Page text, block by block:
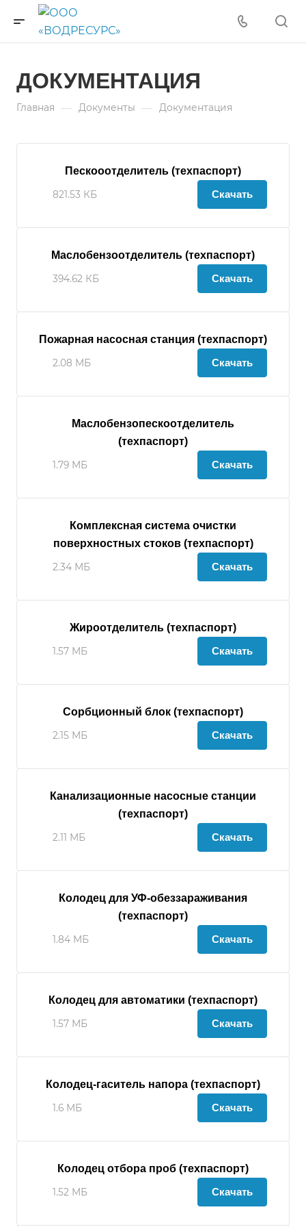
ДОКУМЕНТАЦИЯ
Главная — Документы — Документация
Пескооотделитель (техпаспорт)
821.53 КБ Скачать
Маслобензоотделитель (техпаспорт)
394.62 КБ Скачать
Пожарная насосная станция (техпаспорт)
2.08 МБ Скачать
Маслобензопескоотделитель
(техпаспорт)
1.79 МБ Скачать
Комплексная система очистки
поверхностных стоков (техпаспорт)
2.34 МБ Скачать
Жироотделитель (техпаспорт)
1.57 МБ Скачать
Сорбционный блок (техпаспорт)
2.15 МБ Скачать
Канализационные насосные станции
(техпаспорт)
2.11 МБ Скачать
Колодец для УФ-обеззараживания
(техпаспорт)
1.84 МБ Скачать
Колодец для автоматики (техпаспорт)
1.57 МБ Скачать
Колодец-гаситель напора (техпаспорт)
1.6 МБ Скачать
Колодец отбора проб (техпаспорт)
1.52 МБ Скачать